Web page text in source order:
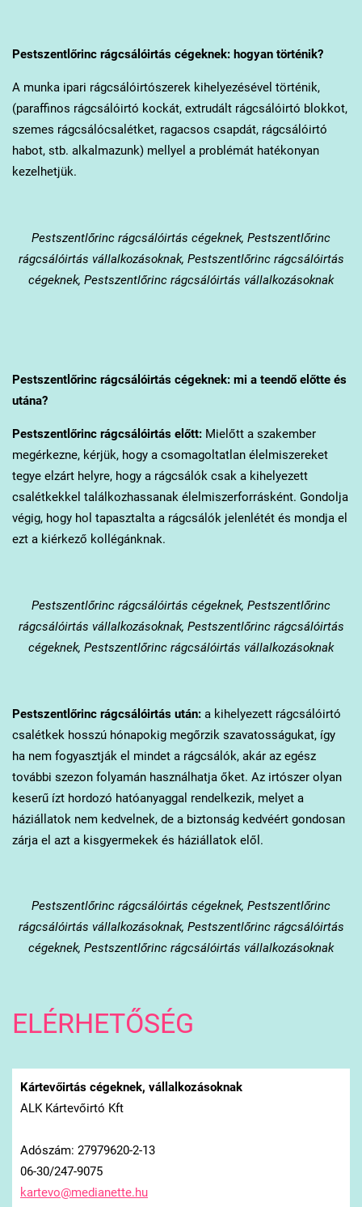
Pestszentlőrincrágcsálóirtás cégeknek: hogyan történik?
A munka ipari rágcsálóirtószerek kihelyezésével történik,
(paraffinos rágcsálóirtó kockát, extrudált rágcsálóirtó blokkot,
szemes rágcsálócsalétket, ragacsos csapdát, rágcsálóirtó
habot, stb. alkalmazunk) mellyel a problémát hatékonyan
kezelhetjük.
Pestszentlőrinc rágcsálóirtás cégeknek, Pestszentlőrinc
rágcsálóirtás vállalkozásoknak, Pestszentlőrinc rágcsálóirtás
cégeknek, Pestszentlőrinc rágcsálóirtás vállalkozásoknak
Pestszentlőrincrágcsálóirtás cégeknek: mi a teendő előtte és
utána?
Pestszentlőrincrágcsálóirtás előtt:Mielőtt a szakember
megérkezne, kérjük, hogy a csomagoltatlan élelmiszereket
tegye elzárt helyre, hogy a rágcsálók csak a kihelyezett
csalétkekkel találkozhassanak élelmiszerforrásként. Gondolja
végig, hogy hol tapasztalta a rágcsálók jelenlétét és mondja el
ezt a kiérkező kollégánknak.
Pestszentlőrinc rágcsálóirtás cégeknek, Pestszentlőrinc
rágcsálóirtás vállalkozásoknak, Pestszentlőrinc rágcsálóirtás
cégeknek, Pestszentlőrinc rágcsálóirtás vállalkozásoknak
Pestszentlőrincrágcsálóirtás után:a kihelyezett rágcsálóirtó
csalétkek hosszú hónapokig megőrzik szavatosságukat, így
ha nem fogyasztják el mindet a rágcsálók, akár az egész
további szezon folyamán használhatja őket. Az irtószer olyan
keserű ízt hordozó hatóanyaggal rendelkezik, melyet a
háziállatok nem kedvelnek, de a biztonság kedvéért gondosan
zárja el azt a kisgyermekek és háziállatok elől.
Pestszentlőrinc rágcsálóirtás cégeknek, Pestszentlőrinc
rágcsálóirtás vállalkozásoknak, Pestszentlőrinc rágcsálóirtás
cégeknek, Pestszentlőrinc rágcsálóirtás vállalkozásoknak
ELÉRHETŐSÉG
Kártevőirtás cégeknek, vállalkozásoknak
ALK Kártevőirtó Kft
Adószám: 27979620-2-13
06-30/247-9075
kartevo@medianette.hu